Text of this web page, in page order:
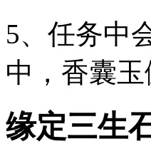
5、任务中
中，香囊
缘定三生